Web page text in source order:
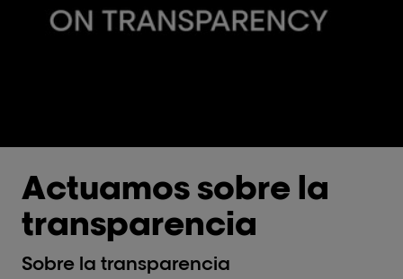
Actuamos sobre la
transparencia
Sobre la transparencia